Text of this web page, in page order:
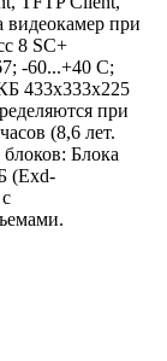
видеокамер при
8 SC+
-60...+40 С;
433х333х225
при
(8,6 лет.
Блока
(Exd-